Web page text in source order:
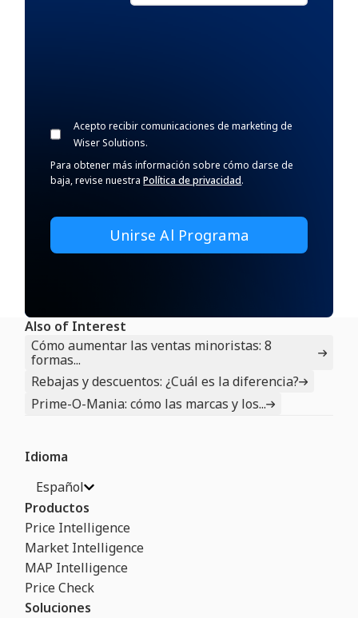
Acepto recibir comunicaciones de marketing de
Wiser Solutions.
Para obtener más información sobre cómo darse de
baja, revise nuestraPolítica de privacidad.
Also of Interest
Cómo aumentar las ventas minoristas: 8
formas...
Rebajas y descuentos: ¿Cuál es la diferencia?
Prime-O-Mania: cómo las marcas y los...
Idioma
Español
Productos
Price Intelligence
Market Intelligence
MAP Intelligence
Price Check
Soluciones